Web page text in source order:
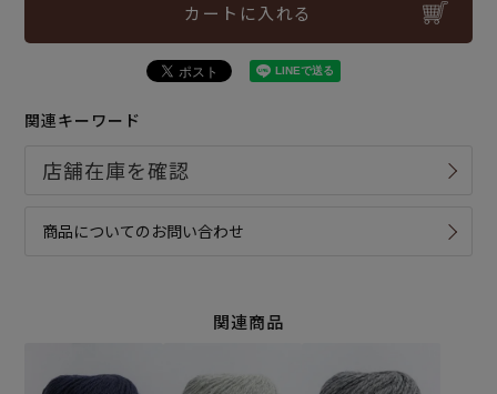
カートに入れる
関連キーワード
商品についてのお問い合わせ
関連商品